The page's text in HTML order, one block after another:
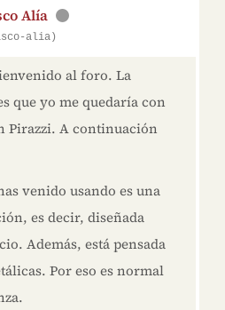
Alía
alia)
al foro. La
que yo me quedaría con
Pirazzi. A continuación
venido usando es una
es decir, diseñada
Además, está pensada
Por eso es normal